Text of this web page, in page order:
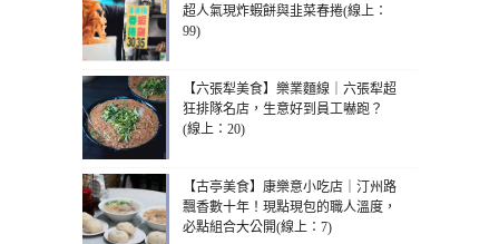
超人氣現炸蝦餅與韭菜春捲(線上：
99)
【六張犁美食】樂業麵線｜六張犁超
狂排隊名店，生意好到員工嚇跑？
(線上：20)
【古亭美食】康樂意小吃店｜汀州路
飄香數十年！現點現包的職人溫度，
必點組合大公開(線上：7)